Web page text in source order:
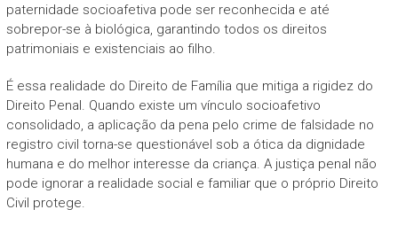
paternidade socioafetiva pode ser reconhecida e até
sobrepor-se à biológica, garantindo todos os direitos
patrimoniais e existenciais ao filho.
É essa realidade do Direito de Família que mitiga a rigidez do
Direito Penal. Quando existe um vínculo socioafetivo
consolidado, a aplicação da pena pelo crime de falsidade no
registro civil torna-se questionável sob a ótica da dignidade
humana e do melhor interesse da criança. A justiça penal não
pode ignorar a realidade social e familiar que o próprio Direito
Civil protege.